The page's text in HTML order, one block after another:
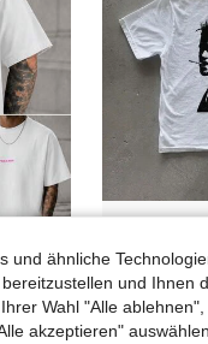
Men's Printed T-Shirt & Shorts Set - 100% Pure Cotton, Fun Prints, Street Casual Style
4,88€
und ähnliche
und Ihnen
Wahl "Alle
akzeptieren"